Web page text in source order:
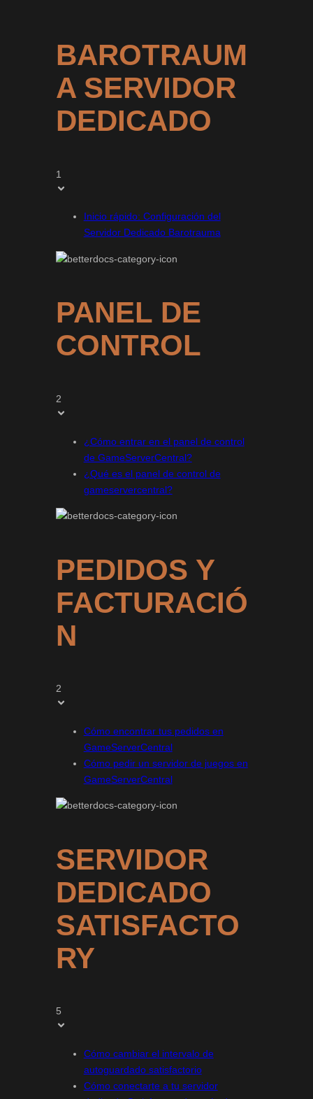
BAROTRAUM
A SERVIDOR
DEDICADO
1
Inicio rápido: Configuración del
Servidor Dedicado Barotrauma
PANEL DE
CONTROL
2
¿Cómo entrar en el panel de control
de GameServerCentral?
¿Qué es el panel de control de
gameservercentral?
PEDIDOS Y
FACTURACIÓ
N
2
Cómo encontrar tus pedidos en
GameServerCentral
Cómo pedir un servidor de juegos en
GameServerCentral
SERVIDOR
DEDICADO
SATISFACTO
RY
5
Cómo cambiar el intervalo de
autoguardado satisfactorio
Cómo conectarte a tu servidor